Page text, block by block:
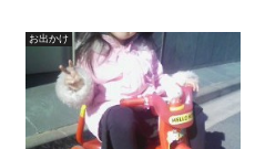
お出かけ